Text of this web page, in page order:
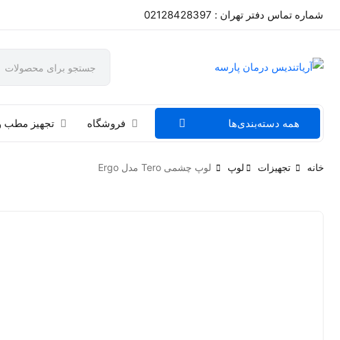
شماره تماس دفتر تهران : 02128428397
همه دسته‌بندی‌ها فروشگاه تجهیز مطب
خانه تجهیزات لوپ لوپ چشمی Tero مدل Ergo